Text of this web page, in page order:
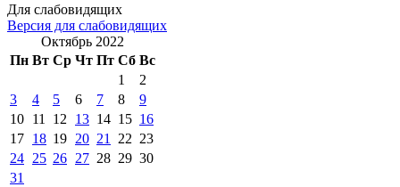
Для слабовидящих
Версия для слабовидящих
Октябрь 2022
Пн Вт Ср Чт Пт Сб Вс
1
2
3
4 5 6 7 8
9
10 11 12 13 14 15 16
17 18 19 20 21 22 23
24 25 26 27 28 29 30
31